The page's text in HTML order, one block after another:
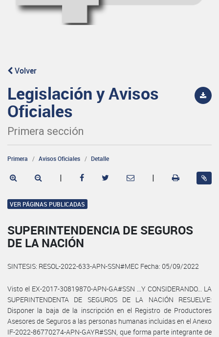
Volver
Legislación y Avisos
Oficiales
Primera sección
Primera Avisos Oficiales Detalle
| |
VER PÁGINAS PUBLICADAS
SUPERINTENDENCIA DE SEGUROS
DE LA NACIÓN
SINTESIS: RESOL-2022-633-APN-SSN#MEC Fecha: 05/09/2022
Visto el EX-2017-30819870-APN-GA#SSN ...Y CONSIDERANDO... LA
SUPERINTENDENTA DE SEGUROS DE LA NACIÓN RESUELVE:
Disponer la baja de la inscripción en el Registro de Productores
Asesores de Seguros a las personas humanas incluidas en el Anexo
IF-2022-86770274-APN-GAYR#SSN, que forma parte integrante de